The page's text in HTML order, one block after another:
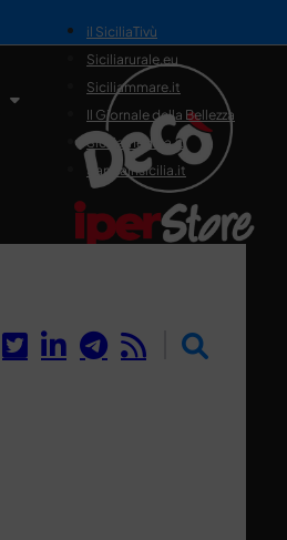
il SiciliaTivù
Siciliarurale.eu
Siciliammare.it
Il Giornale della Bellezza
Siciliamedica.it
Sanitainsicilia.it